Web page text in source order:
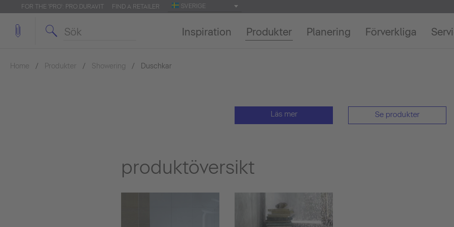
FOR THE 'PRO': PRO.DURAVIT FIND A RETAILER SVERIGE
Inspiration Produkter Planering Förverkliga
Home Produkter Showering Duschkar
Läs mer Se produkter
produktöversikt